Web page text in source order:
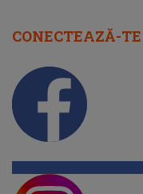
CONECTEAZĂ-